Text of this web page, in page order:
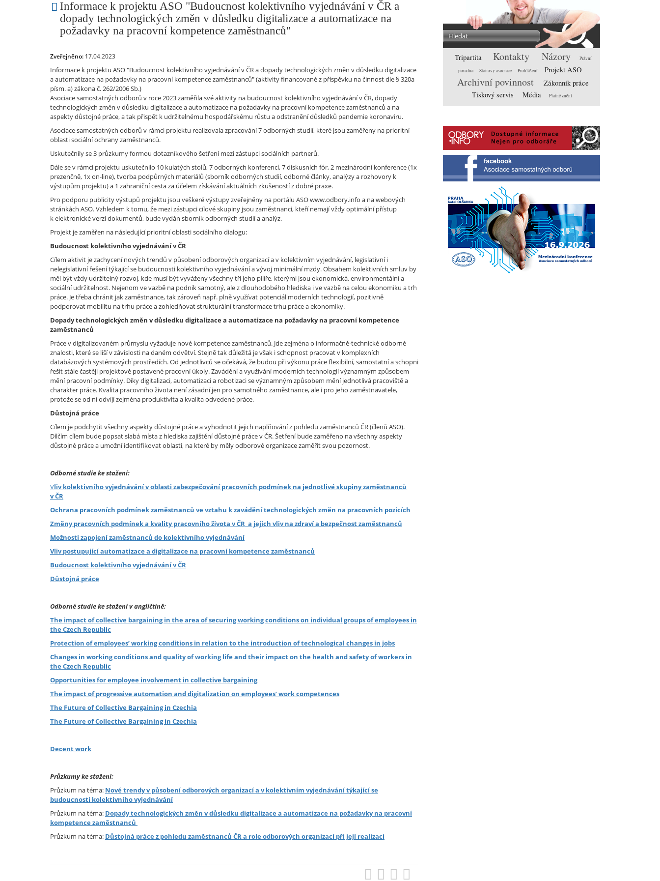
Informace k projektu ASO "Budoucnost kolektivního vyjednávání v ČR a
dopady technologických změn v důsledku digitalizace a automatizace na
požadavky na pracovní kompetence zaměstnanců"
Zveřejněno: 17.04.2023
Informace k projektu ASO "Budoucnost kolektivního vyjednávání v ČR a dopady technologických změn v důsledku digitalizace
a automatizace na požadavky na pracovní kompetence zaměstnanců" (aktivity financované z příspěvku na činnost dle § 320a
písm. a) zákona č. 262/2006 Sb.)
Asociace samostatných odborů v roce 2023 zaměřila své aktivity na budoucnost kolektivního vyjednávání v ČR, dopady
technologických změn v důsledku digitalizace a automatizace na požadavky na pracovní kompetence zaměstnanců a na
aspekty důstojné práce, a tak přispět k udržitelnému hospodářskému růstu a odstranění důsledků pandemie koronaviru.
Asociace samostatných odborů v rámci projektu realizovala zpracování 7 odborných studií, které jsou zaměřeny na prioritní
oblasti sociální ochrany zaměstnanců.
Uskutečnily se 3 průzkumy formou dotazníkového šetření mezi zástupci sociálních partnerů.
Dále se v rámci projektu uskutečnilo 10 kulatých stolů, 7 odborných konferencí, 7 diskusních fór, 2 mezinárodní konference (1x
prezenčně, 1x on-line), tvorba podpůrných materiálů (sborník odborných studií, odborné články, analýzy a rozhovory k
výstupům projektu) a 1 zahraniční cesta za účelem získávání aktuálních zkušeností z dobré praxe.
Pro podporu publicity výstupů projektu jsou veškeré výstupy zveřejněny na portálu ASO www.odbory.info a na webových
stránkách ASO. Vzhledem k tomu, že mezi zástupci cílové skupiny jsou zaměstnanci, kteří nemají vždy optimální přístup
k elektronické verzi dokumentů, bude vydán sborník odborných studií a analýz.
Projekt je zaměřen na následující prioritní oblasti sociálního dialogu:
Budoucnost kolektivního vyjednávání v ČR
Cílem aktivit je zachycení nových trendů v působení odborových organizací a v kolektivním vyjednávání, legislativní i
nelegislativní řešení týkající se budoucnosti kolektivního vyjednávání a vývoj minimální mzdy. Obsahem kolektivních smluv by
měl být vždy udržitelný rozvoj, kde musí být vyváženy všechny tři jeho pilíře, kterými jsou ekonomická, environmentální a
sociální udržitelnost. Nejenom ve vazbě na podnik samotný, ale z dlouhodobého hlediska i ve vazbě na celou ekonomiku a trh
práce. Je třeba chránit jak zaměstnance, tak zároveň např. plně využívat potenciál moderních technologií, pozitivně
podporovat mobilitu na trhu práce a zohledňovat strukturální transformace trhu práce a ekonomiky.
Dopady technologických změn v důsledku digitalizace a automatizace na požadavky na pracovní kompetence
zaměstnanců
Práce v digitalizovaném průmyslu vyžaduje nové kompetence zaměstnanců. Jde zejména o informačně-technické odborné
znalosti, které se liší v závislosti na daném odvětví. Stejně tak důležitá je však i schopnost pracovat v komplexních
databázových systémových prostředích. Od jednotlivců se očekává, že budou při výkonu práce flexibilní, samostatní a schopni
řešit stále častěji projektově postavené pracovní úkoly. Zavádění a využívání moderních technologií významným způsobem
mění pracovní podmínky. Díky digitalizaci, automatizaci a robotizaci se významným způsobem mění jednotlivá pracoviště a
charakter práce. Kvalita pracovního života není zásadní jen pro samotného zaměstnance, ale i pro jeho zaměstnavatele,
protože se od ní odvíjí zejména produktivita a kvalita odvedené práce.
Důstojná práce
Cílem je podchytit všechny aspekty důstojné práce a vyhodnotit jejich naplňování z pohledu zaměstnanců ČR (členů ASO).
Dílčím cílem bude popsat slabá místa z hlediska zajištění důstojné práce v ČR. Šetření bude zaměřeno na všechny aspekty
důstojné práce a umožní identifikovat oblasti, na které by měly odborové organizace zaměřit svou pozornost.
Odborné studie ke stažení:
Vliv kolektivního vyjednávání v oblasti zabezpečování pracovních podmínek na jednotlivé skupiny zaměstnanců
v ČR
Ochrana pracovních podmínek zaměstnanců ve vztahu k zavádění technologických změn na pracovních pozicích
Změny pracovních podmínek a kvality pracovního života v ČR a jejich vliv na zdraví a bezpečnost zaměstnanců
Možnosti zapojení zaměstnanců do kolektivního vyjednávání
Vliv postupující automatizace a digitalizace na pracovní kompetence zaměstnanců
Budoucnost kolektivního vyjednávání v ČR
Důstojná práce
Odborné studie ke stažení v angličtině:
The impact of collective bargaining in the area of securing working conditions on individual groups of employees in
the Czech Republic
Protection of employees’ working conditions in relation to the introduction of technological changes in jobs
Changes in working conditions and quality of working life and their impact on the health and safety of workers in
the Czech Republic
Opportunities for employee involvement in collective bargaining
The impact of progressive automation and digitalization on employees’ work competences
The Future of Collective Bargaining in Czechia
The Future of Collective Bargaining in Czechia
Decent work
Průzkumy ke stažení:
Průzkum na téma: Nové trendy v působení odborových organizací a v kolektivním vyjednávání týkající se
budoucnosti kolektivního vyjednávání
Průzkum na téma: Dopady technologických změn v důsledku digitalizace a automatizace na požadavky na pracovní
kompetence zaměstnanců
Průzkum na téma: Důstojná práce z pohledu zaměstnanců ČR a role odborových organizací při její realizaci
Tripartita Kontakty Názory
Právní
poradna
Stanovy asociace Prohlášení Projekt ASO
Archivní povinnost
Zákonník práce
Tiskový servis
Média Platné znění